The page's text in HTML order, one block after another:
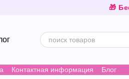
🎁
Контактная информация Блог